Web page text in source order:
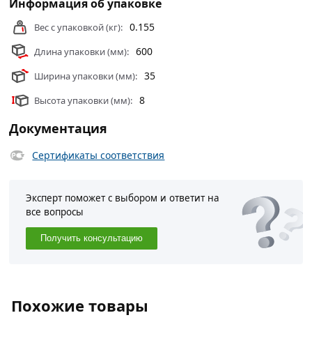
Информация об упаковке
Вес с упаковкой (кг): 0.155
Длина упаковки (мм): 600
Ширина упаковки (мм): 35
Высота упаковки (мм): 8
Документация
Сертификаты соответствия
Эксперт поможет с выбором и ответит на
все вопросы
Получить консультацию
Похожие товары